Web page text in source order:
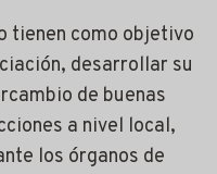
tienen como objetivo
desarrollar su
de buenas
a nivel local,
los órganos de